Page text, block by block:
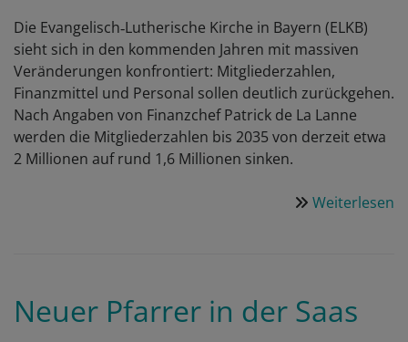
Die Evangelisch‑Lutherische Kirche in Bayern (ELKB)
sieht sich in den kommenden Jahren mit massiven
Veränderungen konfrontiert: Mitgliederzahlen,
Finanzmittel und Personal sollen deutlich zurückgehen.
Nach Angaben von Finanzchef Patrick de La Lanne
werden die Mitgliederzahlen bis 2035 von derzeit etwa
2 Millionen auf rund 1,6 Millionen sinken.
Weiterlesen
Neuer Pfarrer in der Saas